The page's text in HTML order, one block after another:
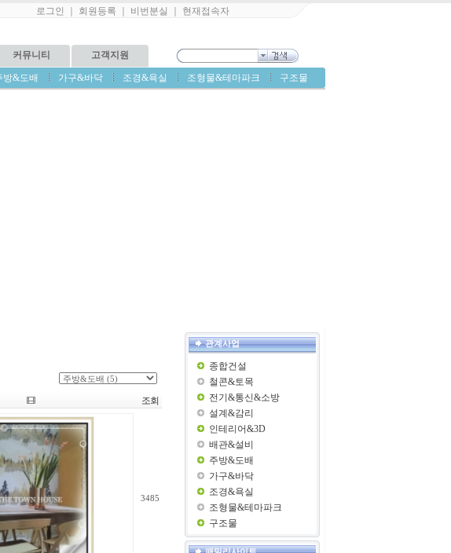
로그인 회원등록 비번분실 현재접속자
커뮤니티 고객지원
방&도배 가구&바닥 조경&욕실 조형물&테마파크 구조물
조회
3485
관계사업
종합건설
철콘&토목
전기&통신&소방
설계&감리
인테리어&3D
배관&설비
주방&도배
가구&바닥
조경&욕실
조형물&테마파크
구조물